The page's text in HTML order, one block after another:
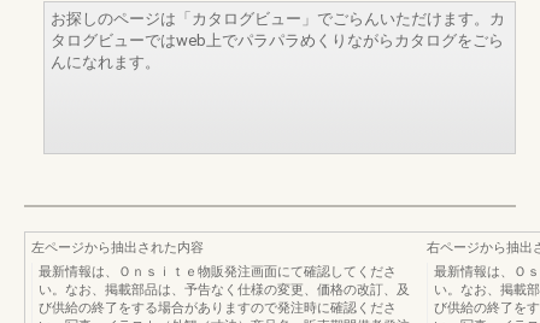
お探しのページは「カタログビュー」でごらんいただけます。カ
タログビューではweb上でパラパラめくりながらカタログをごら
んになれます。
左ページから抽出された内容
最新情報は、Ｏｎｓｉｔｅ物販発注画面にて確認してくださ
い。なお、掲載部品は、予告なく仕様の変更、価格の改訂、及
び供給の終了をする場合がありますので発注時に確認くださ
右ページから抽出
最新情報は、Ｏ
い。なお、掲載
び供給の終了を